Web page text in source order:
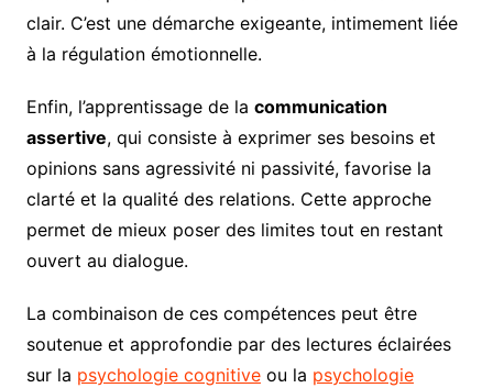
clair. C’est une démarche exigeante, intimement liée
à la régulation émotionnelle.
Enfin, l’apprentissage de la communication
assertive, qui consiste à exprimer ses besoins et
opinions sans agressivité ni passivité, favorise la
clarté et la qualité des relations. Cette approche
permet de mieux poser des limites tout en restant
ouvert au dialogue.
La combinaison de ces compétences peut être
soutenue et approfondie par des lectures éclairées
sur la psychologie cognitiveou la psychologie